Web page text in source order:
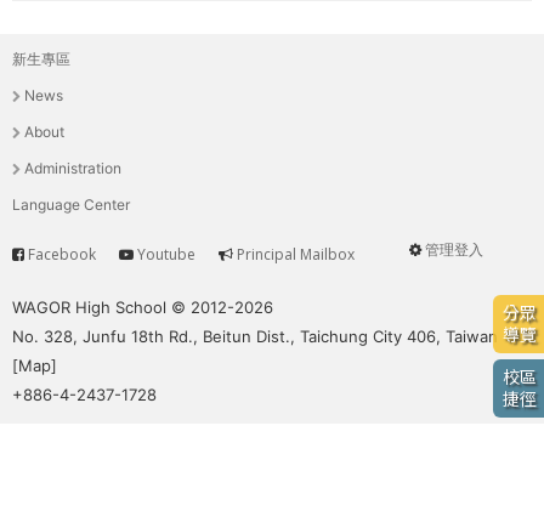
培
養
具
國
移
動
的
世
界
公
r
e
分眾
導覽
校區
捷徑
主
選
單
新生專區
News
About
Administration
Language Center
User
管理登入
Service
Facebook Youtube Principal Mailbox
WAGOR High School © 2012-2026
No. 328, Junfu 18th Rd., Beitun Dist., Taichung City 406, Taiwan
[Map]
+886-4-2437-1728